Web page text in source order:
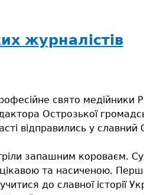
журналістів
свято медійники
Острозької
відправились у славний
запашним короваєм.
та насиченою.
до славної історії